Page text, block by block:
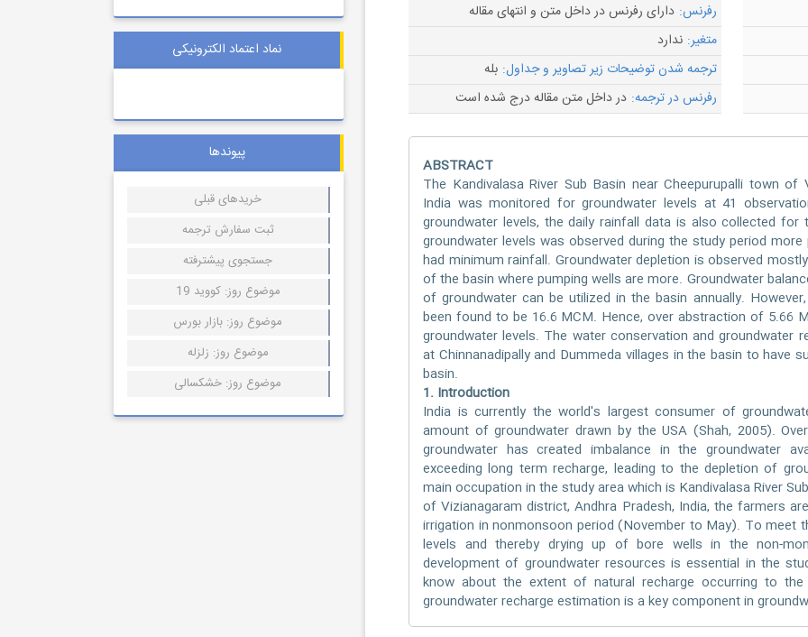
رفرنس: دارای رفرنس در داخل متن و انتهای مقاله
متغیر: ندارد
ترجمه شدن توضیحات زیر تصاویر و جداول: بله
رفرنس در ترجمه: در داخل متن مقاله درج شده است
ABSTRACT
The Kandivalasa River Sub Basin near Cheepurupalli town of
India was monitored for groundwater levels at 41
groundwater levels, the daily rainfall data is also collected
groundwater levels was observed during the study period
had minimum rainfall. Groundwater depletion is observed
of the basin where pumping wells are more. Groundwater
of groundwater can be utilized in the basin annually.
been found to be 16.6 MCM. Hence, over abstraction of 5.66
groundwater levels. The water conservation and groundwater
at Chinnanadipally and Dummeda villages in the basin to have
basin.
1. Introduction
India is currently the world's largest consumer of
amount of groundwater drawn by the USA (Shah, 2005).
groundwater has created imbalance in the groundwater
exceeding long term recharge, leading to the depletion of
main occupation in the study area which is Kandivalasa River
of Vizianagaram district, Andhra Pradesh, India, the farmers
irrigation in nonmonsoon period (November to May). To meet
levels and thereby drying up of bore wells in the non-
development of groundwater resources is essential in the
know about the extent of natural recharge occurring to
groundwater recharge estimation is a key component in
نماد اعتماد الکترونیکی
پیوندها
خریدهای قبلی
ثبت سفارش ترجمه
جستجوی پیشترفته
موضوع روز: کووید 19
موضوع روز: بازار بورس
موضوع روز: زلزله
موضوع روز: خشکسالی